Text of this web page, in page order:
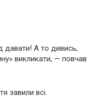
давати! А то дивись,
викликати, — повчав
завили всі.